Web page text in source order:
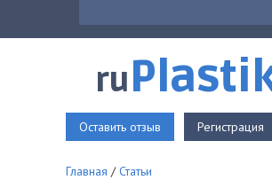
ru
Оставить отзыв Регистрация
Главная / Статьи